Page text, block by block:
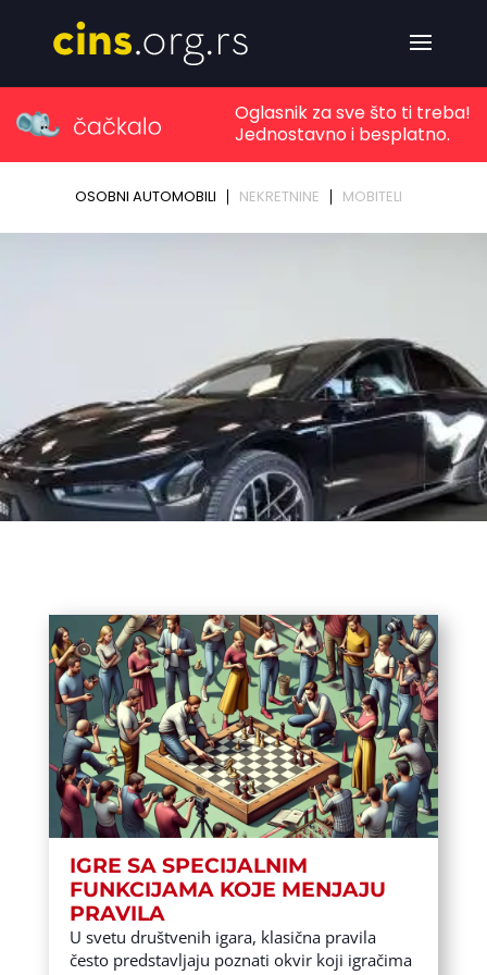
IGRE SA SPECIJALNIM
FUNKCIJAMA KOJE MENJAJU
PRAVILA
U svetu društvenih igara, klasična pravila
često predstavljaju poznati okvir koji igračima